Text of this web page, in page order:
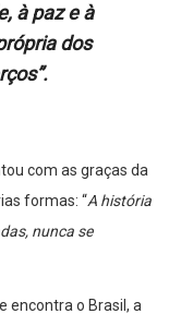
à paz e à
dos
”.
com as graças da
formas: “A história
nunca se
encontra o Brasil, a